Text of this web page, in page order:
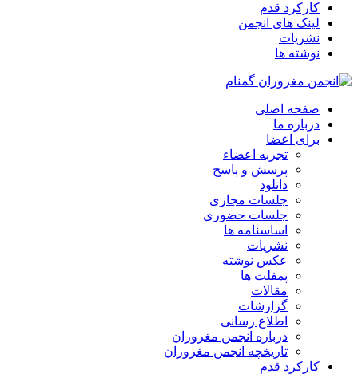
کارکرد قدم
لینک های انجمن
نشریات
نوشته ها
صفحه اصلی
درباره ما
برای اعضا
تجربه اعضاء
پرسش و پاسخ
دانلود
جلسات مجازی
جلسات حضوری
اساسنامه ها
نشریات
عکس نوشته
پمفلت ها
مقالات
گزارشات
اطلاع رسانی
درباره انجمن مغروران
تاریخچه انجمن مغروران
کارکرد قدم